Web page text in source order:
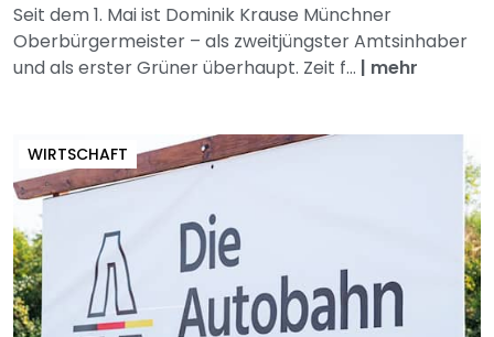
Seit dem 1. Mai ist Dominik Krause Münchner
Oberbürgermeister – als zweitjüngster Amtsinhaber
und als erster Grüner überhaupt. Zeit f... | mehr
WIRTSCHAFT